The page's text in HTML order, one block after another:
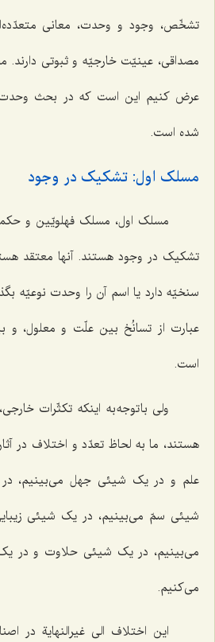
تشخّص، وجود و وحدت، معانی
مصداقی، عینیّت خارجیّه و ثبوتی دارند.
عرض کنیم این است که در بحث
شده است.
مسلک اول: تشکیک در وجود
مسلک اول، مسلک فهلویّین و
تشکیک در وجود هستند. آنها معتقد
سنخیّه دارد یا اسم آن را وحدت نوعیّه
عبارت از تسانُخ بین علّت و معلول،
است.
ولی با توجه به اینکه تکثّرات
هستند، ما به لحاظ تعدّد و اختلاف در
علم و در یک شیئی جهل می‌بینیم،
شیئی سمّ می‌بینیم، در یک شیئی
می‌بینیم، در یک شیئی حلاوت و
می‌کنیم.
این اختلاف الی غیرالنهایةدر